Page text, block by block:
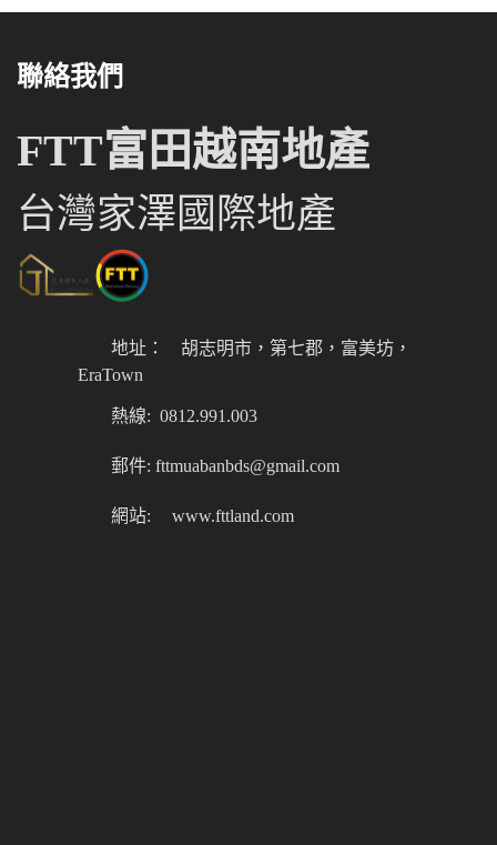
聯絡我們
FTT富田越南地產
台灣家澤國際地產
地址：
胡志明市，第七郡，富美坊，
EraTown
熱線: 0812.991.003
郵件: fttmuabanbds@gmail.com
網站: www.fttland.com